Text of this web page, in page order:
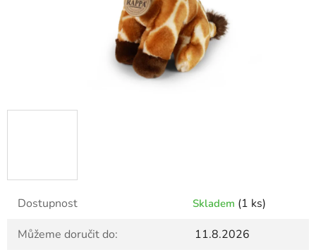
Dostupnost Skladem (1 ks)
Můžeme doručit do:
11.8.2026